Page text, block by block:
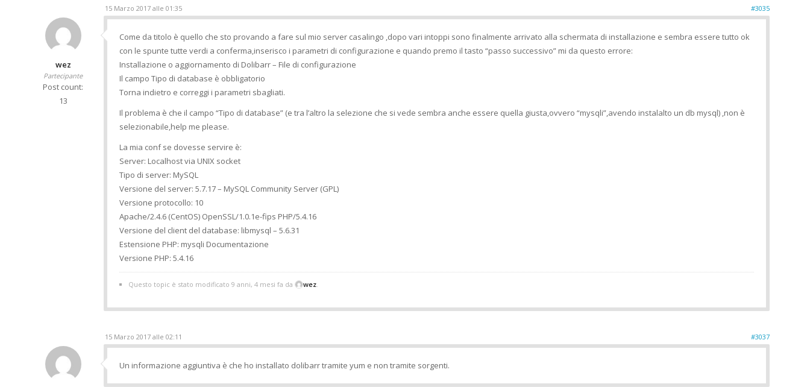
15 Marzo 2017 alle 01:35 #3035
wez
Partecipante
Post count:
13
Come da titolo è quello che sto provando a fare sul mio server casalingo ,dopo vari intoppi sono finalmente arrivato alla schermata di installazione e sembra essere tutto ok
con le spunte tutte verdi a conferma,inserisco i parametri di configurazione e quando premo il tasto “passo successivo” mi da questo errore:
Installazione o aggiornamento di Dolibarr – File di configurazione
Il campo Tipo di database è obbligatorio
Torna indietro e correggi i parametri sbagliati.
Il problema è che il campo “Tipo di database” (e tra l’altro la selezione che si vede sembra anche essere quella giusta,ovvero “mysqli”,avendo instalalto un db mysql) ,non è
selezionabile,help me please.
La mia conf se dovesse servire è:
Server: Localhost via UNIX socket
Tipo di server: MySQL
Versione del server: 5.7.17 – MySQL Community Server (GPL)
Versione protocollo: 10
Apache/2.4.6 (CentOS) OpenSSL/1.0.1e-fips PHP/5.4.16
Versione del client del database: libmysql – 5.6.31
Estensione PHP: mysqli Documentazione
Versione PHP: 5.4.16
Questo topic è stato modificato 9 anni, 4 mesi fa da wez.
15 Marzo 2017 alle 02:11 #3037
Un informazione aggiuntiva è che ho installato dolibarr tramite yum e non tramite sorgenti.